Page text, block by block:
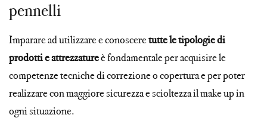
pennelli
Imparare ad utilizzare e conosceretutte le tipologie di
prodotti e attrezzatureè fondamentale per acquisire le
competenze tecniche di correzione o copertura e per poter
realizzare con maggiore sicurezza e scioltezza il make up in
ogni situazione.